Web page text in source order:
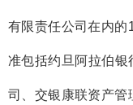
有限责任公司在内的
准包括约旦阿拉伯银
司、交银康联资产管